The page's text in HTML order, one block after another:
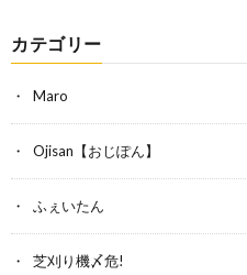
カテゴリー
Maro
Ojisan【おじぽん】
ふぇいたん
芝刈り機〆危!